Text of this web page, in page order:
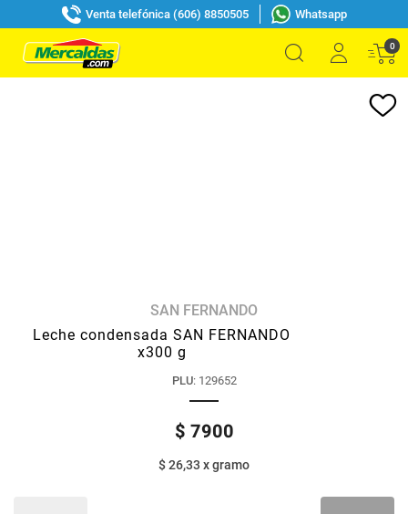
Venta telefónica (606) 8850505 Whatsapp
0
SAN FERNANDO
Leche condensada SAN FERNANDO
x300 g
PLU: 129652
$ 7900
$ 26,33 xgramo